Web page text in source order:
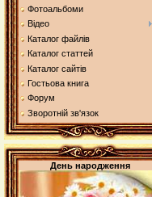
Фотоальбоми
Відео
Каталог файлів
Каталог статтей
Каталог сайтів
Гостьова книга
Форум
Зворотній зв'язок
День народження